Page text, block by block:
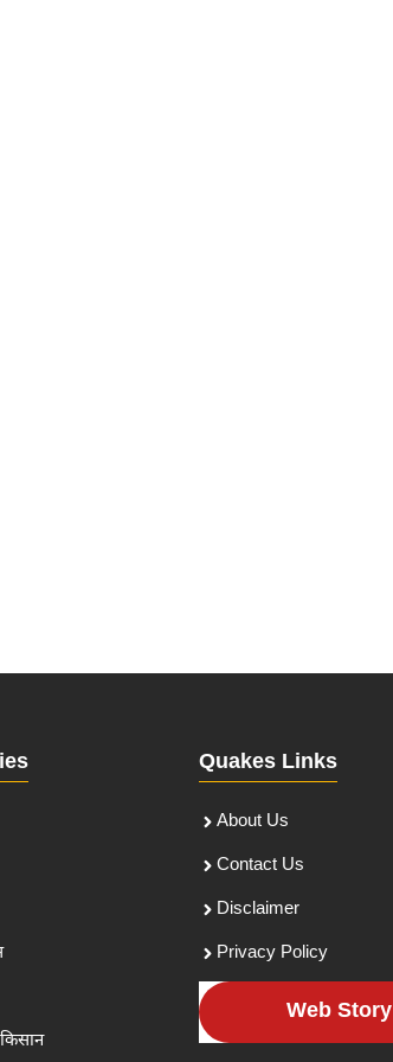
Quakes Links
About Us
Contact Us
Disclaimer
Privacy Policy
Web Story